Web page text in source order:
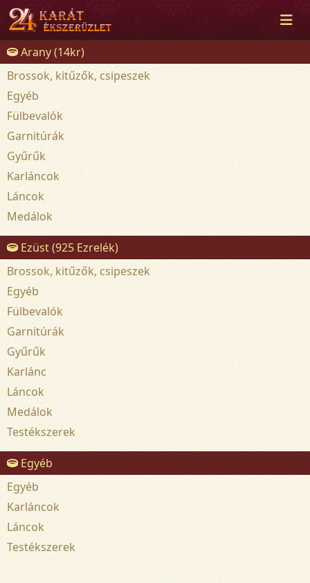
Arany (14kr)
Brossok, kitűzők, csipeszek
Egyéb
Fülbevalók
Garnitúrák
Gyűrűk
Karláncok
Láncok
Medálok
Ezüst (925 Ezrelék)
Brossok, kitűzők, csipeszek
Egyéb
Fülbevalók
Garnitúrák
Gyűrűk
Karlánc
Láncok
Medálok
Testékszerek
Egyéb
Egyéb
Karláncok
Láncok
Testékszerek